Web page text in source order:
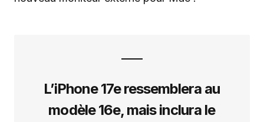
L’iPhone 17e ressemblera au
modèle 16e, mais inclura le